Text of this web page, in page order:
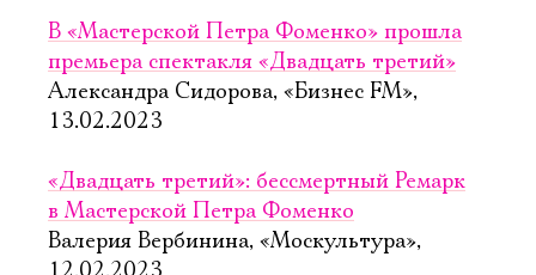
В «Мастерской Петра Фоменко» прошла
премьера спектакля «Двадцать третий»
Александра Сидорова, «Бизнес FM»,
13.02.2023
«Двадцать третий»: бессмертный Ремарк
в Мастерской Петра Фоменко
Валерия Вербинина, «Москультура»,